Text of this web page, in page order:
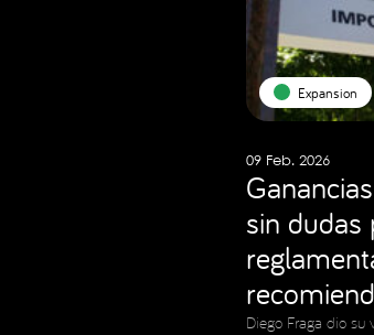
Expansion
09 Feb. 2026
sin dudas
Diego Fraga dio su